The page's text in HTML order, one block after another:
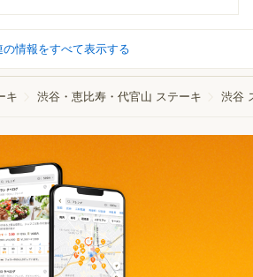
の情報をすべて表示する
キ 渋谷・恵比寿・代官山 ステーキ 渋谷